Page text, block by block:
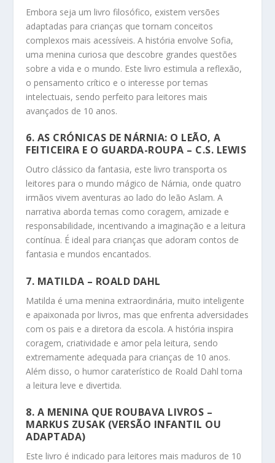
Embora seja um livro filosófico, existem versões
adaptadas para crianças que tornam conceitos
complexos mais acessíveis. A história envolve Sofia,
uma menina curiosa que descobre grandes questões
sobre a vida e o mundo. Este livro estimula a reflexão,
o pensamento crítico e o interesse por temas
intelectuais, sendo perfeito para leitores mais
avançados de 10 anos.
6. AS CRÓNICAS DE NÁRNIA: O LEÃO, A
FEITICEIRA E O GUARDA-ROUPA – C.S. LEWIS
Outro clássico da fantasia, este livro transporta os
leitores para o mundo mágico de Nárnia, onde quatro
irmãos vivem aventuras ao lado do leão Aslam. A
narrativa aborda temas como coragem, amizade e
responsabilidade, incentivando a imaginação e a leitura
contínua. É ideal para crianças que adoram contos de
fantasia e mundos encantados.
7. MATILDA – ROALD DAHL
Matilda é uma menina extraordinária, muito inteligente
e apaixonada por livros, mas que enfrenta adversidades
com os pais e a diretora da escola. A história inspira
coragem, criatividade e amor pela leitura, sendo
extremamente adequada para crianças de 10 anos.
Além disso, o humor caraterístico de Roald Dahl torna
a leitura leve e divertida.
8. A MENINA QUE ROUBAVA LIVROS –
MARKUS ZUSAK (VERSÃO INFANTIL OU
ADAPTADA)
Este livro é indicado para leitores mais maduros de 10